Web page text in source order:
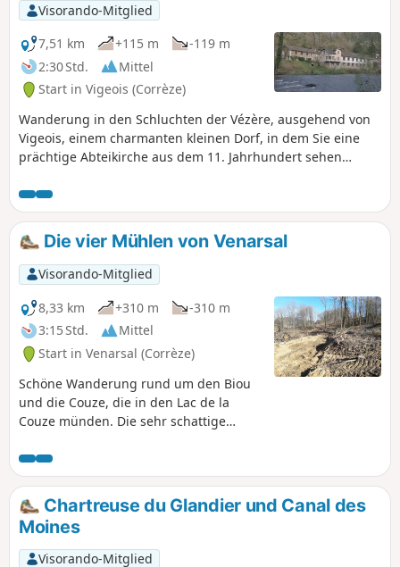
Visorando-Mitglied
7,51 km
+115 m
-119 m
2:30 Std.
Mittel
Start in Vigeois (Corrèze)
Wanderung in den Schluchten der Vézère, ausgehend von
Vigeois, einem charmanten kleinen Dorf, in dem Sie eine
prächtige Abteikirche aus dem 11. Jahrhundert sehen
und wieder aufgebaut wurde. Auf dieser Strecke kommen
Sie am ehemaligen Krankenhaus (1840) vorbei, überqueren
die alte Brücke (12. Jahrhundert, bekannt als Pont des
Anglais) und umrunden Fachwerkhäuser. Etwas weiter
entfernt befindet sich eine ehemalige Karderie.
Die vier Mühlen von Venarsal
Visorando-Mitglied
8,33 km
+310 m
-310 m
3:15 Std.
Mittel
Start in Venarsal (Corrèze)
Schöne Wanderung rund um den Biou
und die Couze, die in den Lac de la
Couze münden. Die sehr schattige
denen einige restauriert, aber nicht
mehr in Betrieb sind. Der
Höhenunterschied ist manchmal etwas
anspruchsvoll, aber die Mühe lohnt
sich. Achtung: Zwischen den Punkten (5)
und (6) befindet sich ein abgeholztes
Chartreuse du Glandier und Canal des
Moines
Visorando-Mitglied